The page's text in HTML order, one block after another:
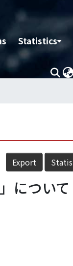
Statistics
Export
について